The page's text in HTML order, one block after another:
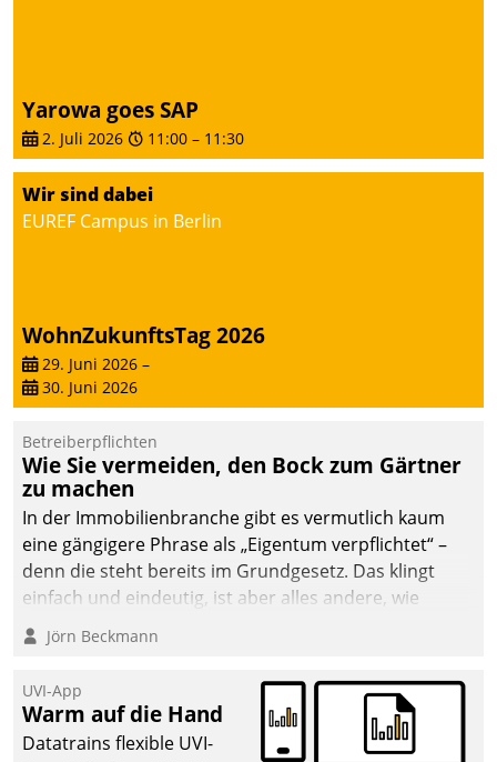
Mietenden zügiger und
effizienter zu bearbeiten.
Yarowa goes SAP
2. Juli 2026 11:00 – 11:30
Wir sind dabei
EUREF Campus in Berlin
WohnZukunftsTag 2026
29. Juni 2026 –
30. Juni 2026
Betreiberpflichten
Wie Sie vermeiden, den Bock zum Gärtner
zu machen
In der Immobilienbranche gibt es vermutlich kaum
eine gängigere Phrase als „Eigentum verpflichtet“ –
denn die steht bereits im Grundgesetz. Das klingt
einfach und eindeutig, ist aber alles andere, wie
Branchenbeschäftigte wissen. Denn mit der
Verantwortung folgen Verpflichtungen.
Jörn Beckmann
UVI-App
Warm auf die Hand
Datatrains flexible UVI-